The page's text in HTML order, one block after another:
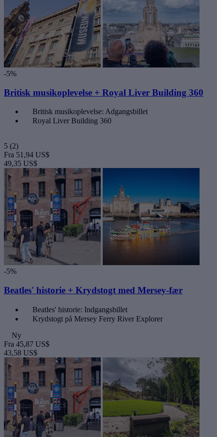
-5%
Britisk musikoplevelse + Royal Liver Building 360
Britisk musikoplevelse: Adgangsbillet
Royal Liver Building 360
5 (2)
Fra 51,94 US$
49,35 US$
-5%
Beatles' historie + Krydstogt med Mersey-fær
Beatles' historie: Indgangsbillet
Krydstogt på Mersey Ferry River Explorer
Ny
Fra 45,87 US$
43,58 US$